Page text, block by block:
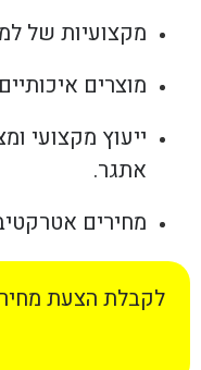
מקצועיות של למעלה
מוצרים
ייעוץ מקצועי
אתגר.
מחירים
לקבלת הצעת מחיר